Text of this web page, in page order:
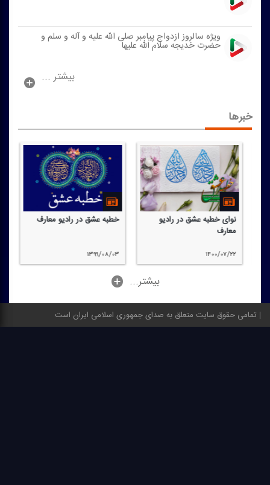
ویژه سالروز ازدواج پیامبر صلی الله علیه و آله و سلم و
حضرت خدیجه سلام الله علیها
بیشتر ...
خبرها
نوای خطبه عشق در رادیو
معارف
۱۴۰۰/۰۷/۲۲
خطبه عشق در رادیو معارف
۱۳۹۹/۰۸/۰۳
...بیشتر
تمامی حقوق سایت متعلق به صدای جمهوری اسلامی ایران است